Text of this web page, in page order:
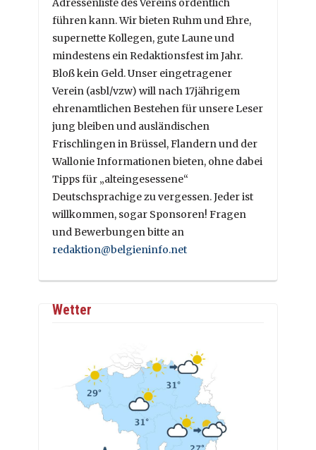
Adressenliste des Vereins ordentlich
führen kann. Wir bieten Ruhm und Ehre,
supernette Kollegen, gute Laune und
mindestens ein Redaktionsfest im Jahr.
Bloß kein Geld. Unser eingetragener
Verein (asbl/vzw) will nach 17jährigem
ehrenamtlichen Bestehen für unsere Leser
jung bleiben und ausländischen
Frischlingen in Brüssel, Flandern und der
Wallonie Informationen bieten, ohne dabei
Tipps für „alteingesessene“
Deutschsprachige zu vergessen. Jeder ist
willkommen, sogar Sponsoren! Fragen
und Bewerbungen bitte an
redaktion@belgieninfo.net
Wetter